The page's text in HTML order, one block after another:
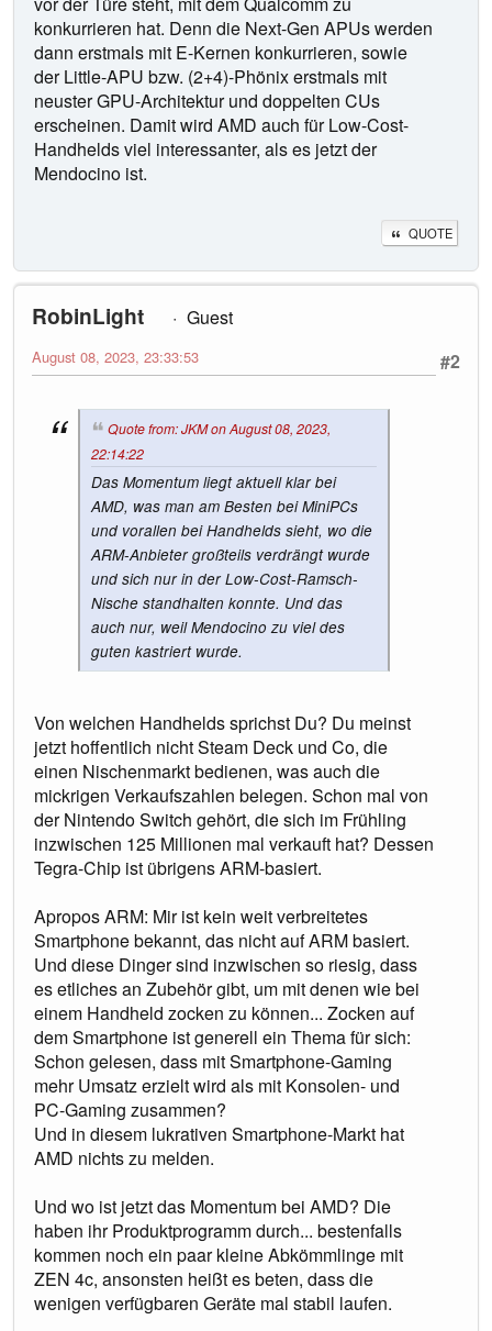
konkurrieren hat. Denn die Next-Gen APUs werden
dann erstmals mit E-Kernen konkurrieren, sowie
der Little-APU bzw. (2+4)-Phönix erstmals mit
neuster GPU-Architektur und doppelten CUs
erscheinen. Damit wird AMD auch für Low-Cost-
Handhelds viel interessanter, als es jetzt der
Mendocino ist.
QUOTE
RobinLight
Guest
#2
August 08, 2023, 23:33:53
Quote from: JKM on August 08, 2023,
22:14:22
Das Momentum liegt aktuell klar bei
AMD, was man am Besten bei MiniPCs
und vorallen bei Handhelds sieht, wo die
ARM-Anbieter großteils verdrängt wurde
und sich nur in der Low-Cost-Ramsch-
Nische standhalten konnte. Und das
auch nur, weil Mendocino zu viel des
guten kastriert wurde.
Von welchen Handhelds sprichst Du? Du meinst
jetzt hoffentlich nicht Steam Deck und Co, die
einen Nischenmarkt bedienen, was auch die
mickrigen Verkaufszahlen belegen. Schon mal von
der Nintendo Switch gehört, die sich im Frühling
inzwischen 125 Millionen mal verkauft hat? Dessen
Tegra-Chip ist übrigens ARM-basiert.
Apropos ARM: Mir ist kein weit verbreitetes
Smartphone bekannt, das nicht auf ARM basiert.
Und diese Dinger sind inzwischen so riesig, dass
es etliches an Zubehör gibt, um mit denen wie bei
einem Handheld zocken zu können... Zocken auf
dem Smartphone ist generell ein Thema für sich:
Schon gelesen, dass mit Smartphone-Gaming
mehr Umsatz erzielt wird als mit Konsolen- und
PC-Gaming zusammen?
Und in diesem lukrativen Smartphone-Markt hat
AMD nichts zu melden.
Und wo ist jetzt das Momentum bei AMD? Die
haben ihr Produktprogramm durch... bestenfalls
kommen noch ein paar kleine Abkömmlinge mit
ZEN 4c, ansonsten heißt es beten, dass die
wenigen verfügbaren Geräte mal stabil laufen.